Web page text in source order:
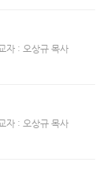
자 : 오상규 목사
자 : 오상규 목사